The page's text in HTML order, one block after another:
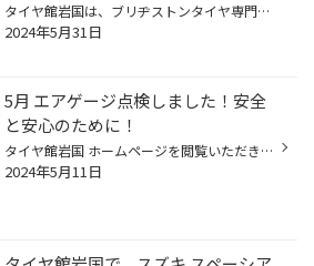
タイヤ館岩国は、ブリヂストンタイヤ専門店になります。 が、色々な作業も外注作業でできます。 今回は、いつもご利用していただいてるトヨタ ルーミーのお客様からの依頼でリア周り5面のカーフィルム施工をさせていただきました。 リアのスライドドアのガラスがカーフィルム施工でクォーターガラス...
2024年5月31日
5月 エアゲージ点検しました！安全
と安心のために！
タイヤ館岩国 ホームページを閲覧いただき誠にありがとうございます！ 当店で使用している作業道具のご紹介になります。 作業で使う この『エアーゲージ』の 使用を重ねていくと 測定値に少しずつ 誤差が生じてくることがございます。 お客様に安心して、ご来店いただくためにも 当店では、１ヶ月に...
2024年5月11日